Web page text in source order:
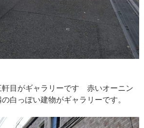
目がギャラリーです 赤いオーニン
白っぽい建物がギャラリーです。